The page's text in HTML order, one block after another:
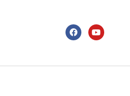
F
a
c
o
Y
o
u
b